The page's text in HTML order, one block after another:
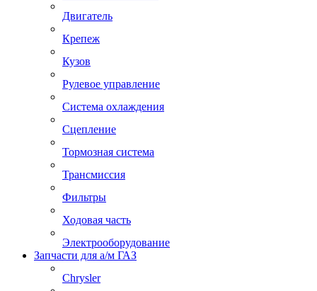
Двигатель
Крепеж
Кузов
Рулевое управление
Система охлаждения
Сцепление
Тормозная система
Трансмиссия
Фильтры
Ходовая часть
Электрооборудование
Запчасти для а/м ГАЗ
Chrysler